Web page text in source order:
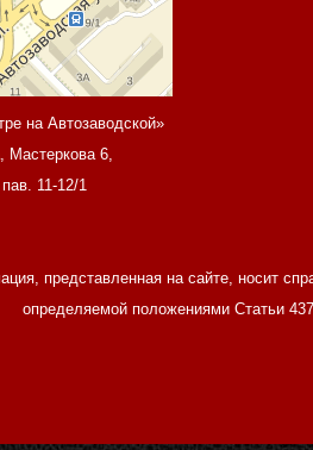
на Автозаводской»
Мастеркова 6,
11-12/1
представленная на сайте, носит
определяемой положениями Статьи